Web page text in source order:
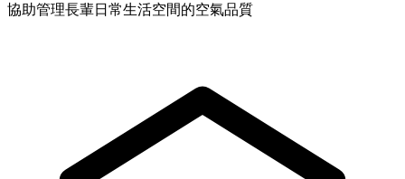
協助管理長輩日常生活空間的空氣品質